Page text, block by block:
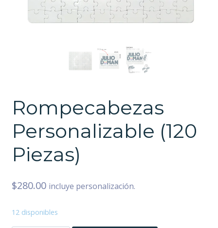
Rompecabezas
Personalizable (120
Piezas)
$280.00 incluye personalización.
12 disponibles